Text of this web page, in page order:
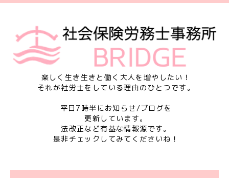
楽しく生き生きと働く大人を増やしたい！
それが社労士をしている理由のひとつです。
平日7時半にお知らせ/ブログを
更新しています。
法改正など有益な情報源です。
是非チェックしてみてくださいね！